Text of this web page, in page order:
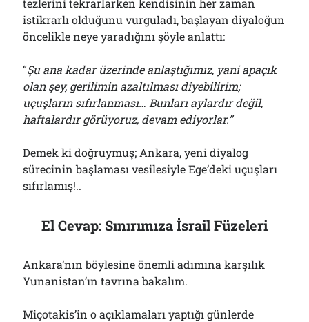
tezlerini tekrarlarken kendisinin her zaman
istikrarlı olduğunu vurguladı, başlayan diyaloğun
öncelikle neye yaradığını şöyle anlattı:
“Şu ana kadar üzerinde anlaştığımız, yani apaçık
olan şey, gerilimin azaltılması diyebilirim;
uçuşların sıfırlanması… Bunları aylardır değil,
haftalardır görüyoruz, devam ediyorlar.”
Demek ki doğruymuş; Ankara, yeni diyalog
sürecinin başlaması vesilesiyle Ege’deki uçuşları
sıfırlamış!..
El Cevap: Sınırımıza İsrail Füzeleri
Ankara’nın böylesine önemli adımına karşılık
Yunanistan’ın tavrına bakalım.
Miçotakis’in o açıklamaları yaptığı günlerde